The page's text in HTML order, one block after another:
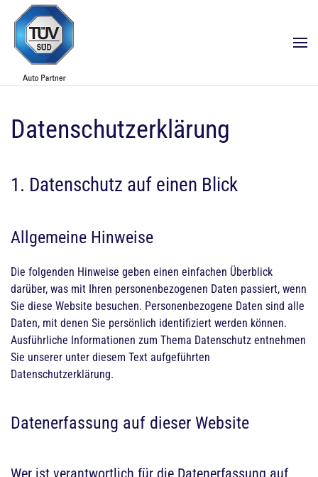
Zum Hauptinhalt springen
Datenschutzerklärung
1. Datenschutz auf einen Blick
Allgemeine Hinweise
Die folgenden Hinweise geben einen einfachen Überblick
darüber, was mit Ihren personenbezogenen Daten passiert, wenn
Sie diese Website besuchen. Personenbezogene Daten sind alle
Daten, mit denen Sie persönlich identifiziert werden können.
Ausführliche Informationen zum Thema Datenschutz entnehmen
Sie unserer unter diesem Text aufgeführten
Datenschutzerklärung.
Datenerfassung auf dieser Website
Wer ist verantwortlich für die Datenerfassung auf